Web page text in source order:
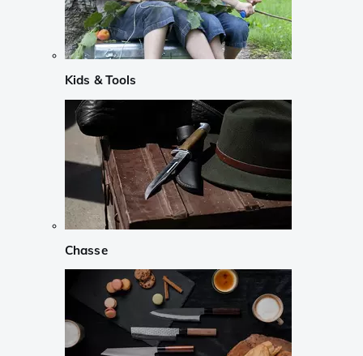
Kids & Tools
Chasse